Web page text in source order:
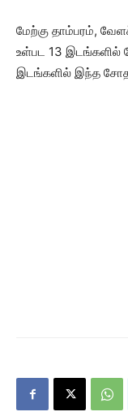
மேற்கு தாம்பரம்,
உள்பட 13 இடங்களில்
இடங்களில் இந்த